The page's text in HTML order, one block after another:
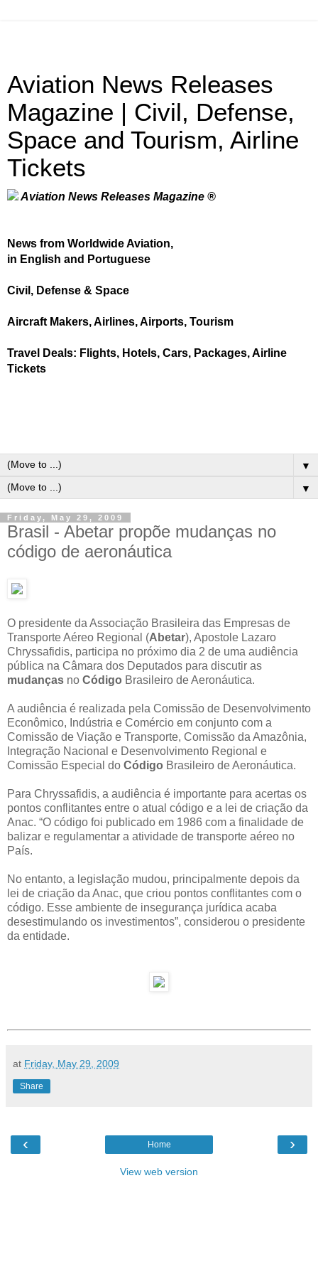
Aviation News Releases
Magazine | Civil, Defense,
Space and Tourism, Airline
Tickets
Aviation News Releases Magazine ®
News from Worldwide Aviation,
in English and Portuguese
Civil, Defense & Space
Aircraft Makers, Airlines, Airports, Tourism
Travel Deals: Flights, Hotels, Cars, Packages, Airline
Tickets
▼
▼
Friday, May 29, 2009
Brasil - Abetar propõe mudanças no
código de aeronáutica
O presidente da Associação Brasileira das Empresas de
Transporte Aéreo Regional (Abetar), Apostole Lazaro
Chryssafidis, participa no próximo dia 2 de uma audiência
pública na Câmara dos Deputados para discutir as
mudanças no Código Brasileiro de Aeronáutica.
A audiência é realizada pela Comissão de Desenvolvimento
Econômico, Indústria e Comércio em conjunto com a
Comissão de Viação e Transporte, Comissão da Amazônia,
Integração Nacional e Desenvolvimento Regional e
Comissão Especial do Código Brasileiro de Aeronáutica.
Para Chryssafidis, a audiência é importante para acertas os
pontos conflitantes entre o atual código e a lei de criação da
Anac. “O código foi publicado em 1986 com a finalidade de
balizar e regulamentar a atividade de transporte aéreo no
País.
No entanto, a legislação mudou, principalmente depois da
lei de criação da Anac, que criou pontos conflitantes com o
código. Esse ambiente de insegurança jurídica acaba
desestimulando os investimentos”, considerou o presidente
da entidade.
at Friday, May 29, 2009
Share
‹ ›
Home
View web version